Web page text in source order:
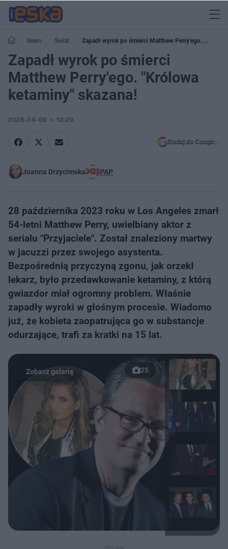
News Świat
Zapadł wyrok po śmierci Matthew Perry'ego.
"Królowa ketaminy" skazana!
Zapadł wyrok po śmierci
Matthew Perry'ego. "Królowa
ketaminy" skazana!
2026-04-09 12:29
Dodaj do Google
Joanna Drzycimska PAP
28 października 2023 roku w Los Angeles zmarł
54-letni Matthew Perry, uwielbiany aktor z
serialu "Przyjaciele". Został znaleziony martwy
w jacuzzi przez swojego asystenta.
Bezpośrednią przyczyną zgonu, jak orzekł
lekarz, było przedawkowanie ketaminy, z którą
gwiazdor miał ogromny problem. Właśnie
zapadły wyroki w głośnym procesie. Wiadomo
już, że kobieta zaopatrująca go w substancje
odurzające, trafi za kratki na 15 lat.
25